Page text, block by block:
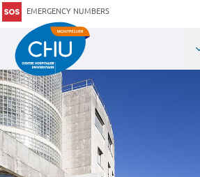
EMERGENCY NUMBERS